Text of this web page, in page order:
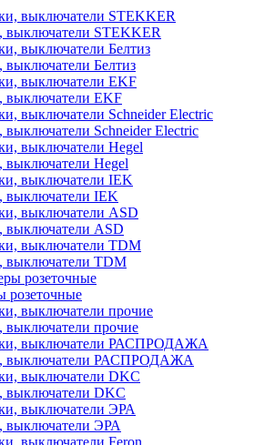
выключатели STEKKER
выключатели Белтиз
выключатели EKF
выключатели Schneider Electric
выключатели Hegel
выключатели IEK
выключатели ASD
выключатели TDM
розеточные
выключатели прочие
выключатели РАСПРОДАЖА
выключатели DKC
выключатели ЭРА